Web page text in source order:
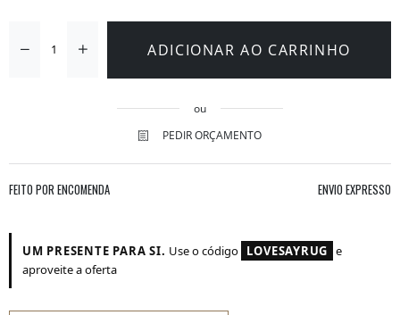
ADICIONAR AO CARRINHO
ou
PEDIR ORÇAMENTO
FEITO POR ENCOMENDA ENVIO EXPRESSO
UM PRESENTE PARA SI. Use o código LOVESAYRUG e
aproveite a oferta